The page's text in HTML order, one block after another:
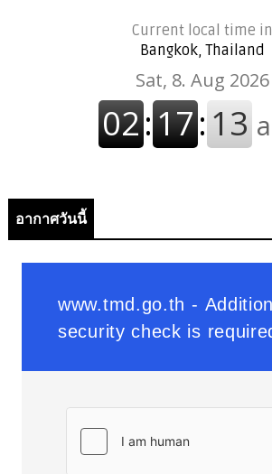
Current local time in
Bangkok, Thailand
อากาศวันนี้